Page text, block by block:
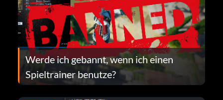
Werde ich gebannt, wenn ich einen
Spieltrainer benutze?